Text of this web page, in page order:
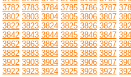
3782 3783 3784 3785 3786 3787
3802 3803 3804 3805 3806 3807
3822 3823 3824 3825 3826 3827
3842 3843 3844 3845 3846 3847
3862 3863 3864 3865 3866 3867
3882 3883 3884 3885 3886 3887
3902 3903 3904 3905 3906 3907
3922 3923 3924 3925 3926 3927